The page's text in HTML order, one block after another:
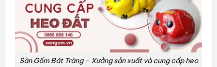
Sàn Gốm Bát Tràng – Xưởng sản xuất và cung cấp heo